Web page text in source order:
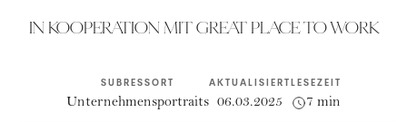
IN KOOPERATION MIT GREAT PLACE TO WORK
SUBRESSORT
Unternehmensportraits
AKTUALISIERT
06.03.2025
LESEZEIT
7 min